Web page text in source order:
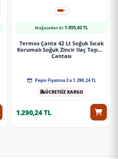
Mağazadan Al:1.055,62 TL
Termos Çanta 42 Lt Soğuk Sıcak
Korumalı Soğuk Zincir Ilaç Taşıma
Çantası
Peşin Fiyatına 3 x 1.290,24 TL
ÜCRETSİZ KARGO
1.290,24 TL